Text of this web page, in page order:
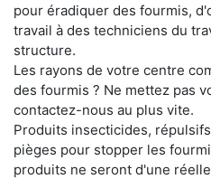
pour éradiquer des fourmis,
travail à des techniciens du
structure.
Les rayons de votre centre
des fourmis ? Ne mettez pas
contactez-nous au plus vite.
Produits insecticides,
pièges pour stopper les
produits ne seront d'une